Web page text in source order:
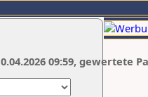
09:59, gewertete